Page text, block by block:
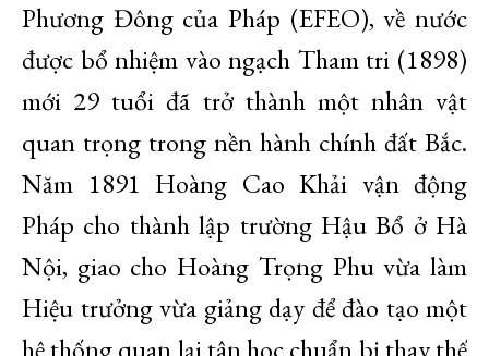
Phương Đông của Pháp (EFEO), về nước
được bổ nhiệm vào ngạch Tham tri (1898)
mới 29 tuổi đã trở thành một nhân vật
quan trọng trong nền hành chính đất Bắc.
Năm 1891 Hoàng Cao Khải vận động
Pháp cho thành lập trường Hậu Bổ ở Hà
Nội, giao cho Hoàng Trọng Phu vừa làm
Hiệu trưởng vừa giảng dạy để đào tạo một
hệ thống quan lại tân học chuẩn bị thay thế